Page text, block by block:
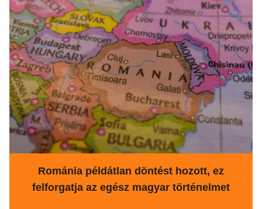
Románia példátlan döntést hozott, ez
felforgatja az egész magyar történelmet